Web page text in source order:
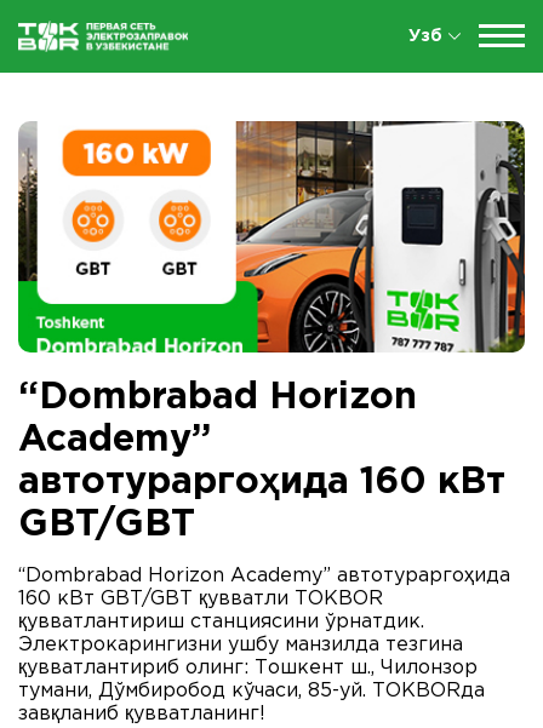
Узб
“Dombrabad Horizon
Academy”
автотураргоҳида 160 кВт
GBT/GBT
“Dombrabad Horizon Academy” автотураргоҳида
160 кВт GBT/GBT қувватли ТОКBOR
қувватлантириш станциясини ўрнатдик.
Электрокарингизни ушбу манзилда тезгина
қувватлантириб олинг: Тошкент ш., Чилонзор
тумани, Дўмбиробод кўчаси, 85-уй. ТОКBORда
завқланиб қувватланинг!